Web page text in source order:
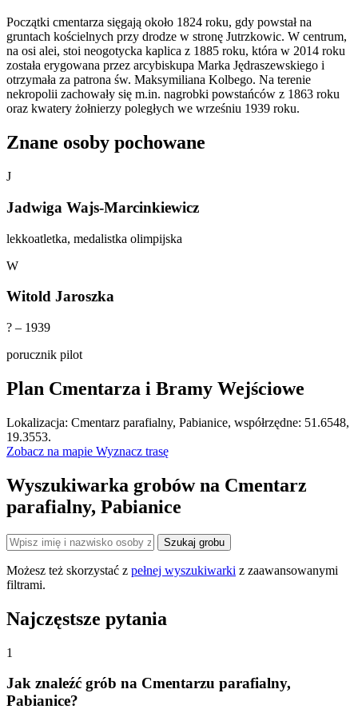
Początki cmentarza sięgają około 1824 roku, gdy powstał na
gruntach kościelnych przy drodze w stronę Jutrzkowic. W centrum,
na osi alei, stoi neogotycka kaplica z 1885 roku, która w 2014 roku
została erygowana przez arcybiskupa Marka Jędraszewskiego i
otrzymała za patrona św. Maksymiliana Kolbego. Na terenie
nekropolii zachowały się m.in. nagrobki powstańców z 1863 roku
oraz kwatery żołnierzy poległych we wrześniu 1939 roku.
Znane osoby pochowane
J
Jadwiga Wajs-Marcinkiewicz
lekkoatletka, medalistka olimpijska
W
Witold Jaroszka
? – 1939
porucznik pilot
Plan Cmentarza i Bramy Wejściowe
×
+
−
Lokalizacja: Cmentarz parafialny, Pabianice, współrzędne: 51.6548,
19.3553.
Zobacz na mapie Wyznacz trasę
Wyszukiwarka grobów na Cmentarz
parafialny, Pabianice
Szukaj grobu
Możesz też skorzystać z pełnej wyszukiwarki z zaawansowanymi
filtrami.
Najczęstsze pytania
1
Jak znaleźć grób na Cmentarzu parafialny,
Pabianice?